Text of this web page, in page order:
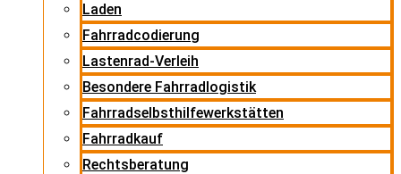
Laden
Fahrradcodierung
Lastenrad-Verleih
Besondere Fahrradlogistik
Fahrradselbsthilfewerkstätten
Fahrradkauf
Rechtsberatung